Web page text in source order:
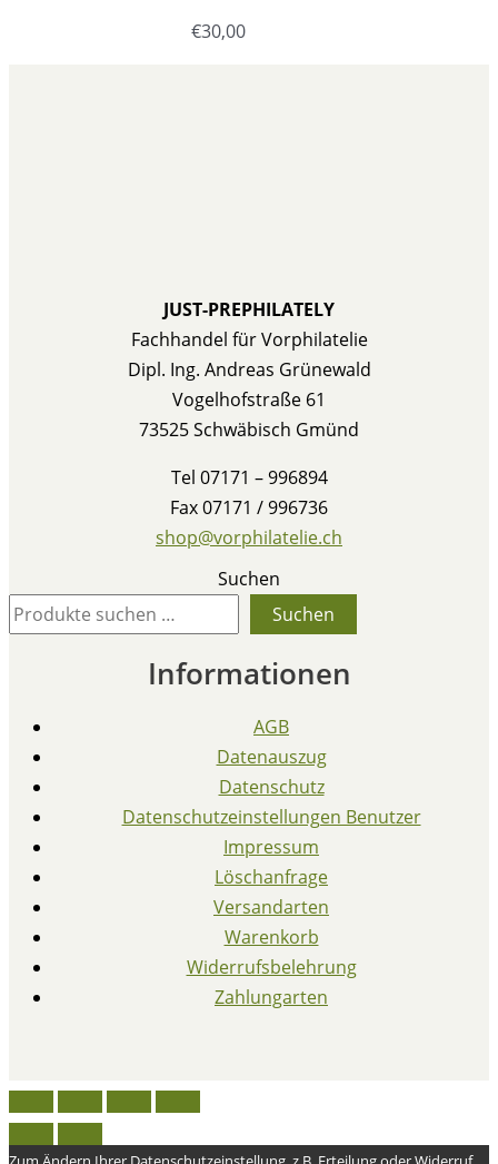
€30,00
JUST-PREPHILATELY
Fachhandel für Vorphilatelie
Dipl. Ing. Andreas Grünewald
Vogelhofstraße 61
73525 Schwäbisch Gmünd
Tel 07171 – 996894
Fax 07171 / 996736
shop@vorphilatelie.ch
Suchen
Suchen
Informationen
AGB
Datenauszug
Datenschutz
Datenschutzeinstellungen Benutzer
Impressum
Löschanfrage
Versandarten
Warenkorb
Widerrufsbelehrung
Zahlungarten